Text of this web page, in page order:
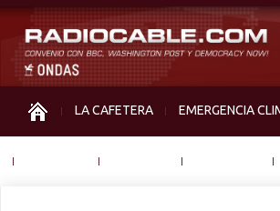
LA CAFETERA EMERGENCIA